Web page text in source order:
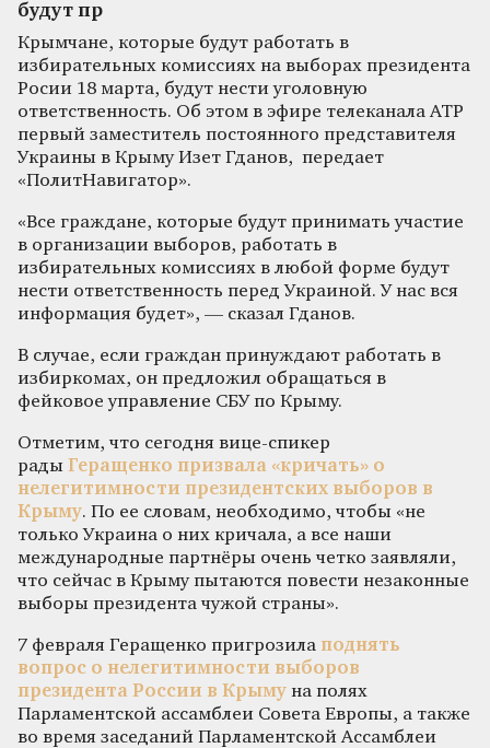
будут пр
Крымчане, которые будут работать в
избирательных комиссиях на выборах президента
Росии 18 марта, будут нести уголовную
ответственность. Об этом в эфире телеканала АТР
первый заместитель постоянного представителя
Украины в Крыму Изет Гданов, передает
«ПолитНавигатор».
«Все граждане, которые будут принимать участие
в организации выборов, работать в
избирательных комиссиях в любой форме будут
нести ответственность перед Украиной. У нас вся
информация будет», — сказал Гданов.
В случае, если граждан принуждают работать в
избиркомах, он предложил обращаться в
фейковое управление СБУ по Крыму.
Отметим, что сегодня вице-спикер
рады Геращенко призвала «кричать» о
нелегитимности президентских выборов в
Крыму. По ее словам, необходимо, чтобы «не
только Украина о них кричала, а все наши
международные партнёры очень четко заявляли,
что сейчас в Крыму пытаются повести незаконные
выборы президента чужой страны».
7 февраля Геращенко пригрозила поднять
вопрос о нелегитимности выборов
президента России в Крыму на полях
Парламентской ассамблеи Совета Европы, а также
во время заседаний Парламентской Ассамблеи